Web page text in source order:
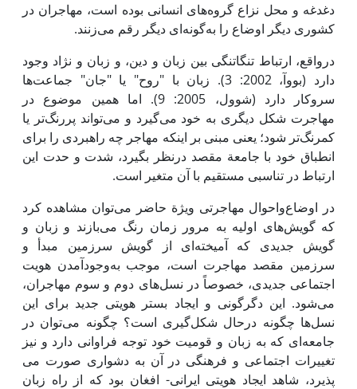
دغدغه و محل نزاع گروه‌های انسانی بوده است، مهاجران در
کشوری دیگر اوضاع را به‌گونه‌ای دیگر رقم می‌زنند.
درواقع، ارتباط تنگاتنگی بین زبان و دین، و زبان و نژاد وجود
دارد (بووآ، 2002: 3). زبان با "روح" یا "جان" جماعت‌ها
سروکار دارد (شوول، 2005: 9). اما همین موضوع در
مهاجرت شکل دیگری به خود می‌گیرد و می‌تواند پررنگ‌تر یا
کمرنگ‌تر شود؛ یعنی مبنی بر اینکه مهاجر چه راهبردی را برای
انطباق خود با جامعة مقصد درنظر بگیرد، شدت و حدت این
ارتباط در تناسبی مستقیم با آن متغیر است.
در اوضاع‌واحوال مهاجرتی ویژة حاضر می‌توان مشاهده کرد
که گویش‌های اولیه به مرور زمان رنگ می‌بازند و زبان و
گویش جدیدی که آمیخته‌ای از گویش سرزمین مبدأ و
سرزمین مقصد مهاجرت است، موجب به‌وجودآمدن هویت
اجتماعی جدیدی، خصوصاً در نسل‌های دوم و سوم مهاجران،
می‌شود. این دگرگونی و ایجاد بستر هویتی جدید برای این
نسل‌ها چگونه درحال شکل‌گیری است؟ چگونه می‌توان در
جامعه‌ای که به زبان و قومیت خود توجه فراوانی دارد و نیز
تغییرات اجتماعی و فرهنگی در آن به دشواری صورت می
پذیرد، شاهد ایجاد هویتی ایرانی- افغان بود که از راه زبان